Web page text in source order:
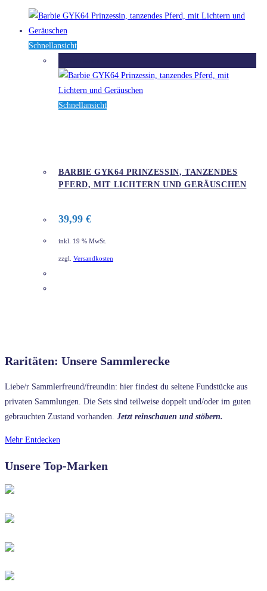
Schnellansicht
Schnellansicht
BARBIE GYK64 PRINZESSIN, TANZENDES
PFERD, MIT LICHTERN UND GERÄUSCHEN
39,99 €
inkl. 19 % MwSt.
zzgl. Versandkosten
Raritäten: Unsere Sammlerecke
Liebe/r Sammlerfreund/freundin: hier findest du seltene Fundstücke aus
privaten Sammlungen. Die Sets sind teilweise doppelt und/oder im guten
gebrauchten Zustand vorhanden. Jetzt reinschauen und stöbern.
Mehr Entdecken
Unsere Top-Marken